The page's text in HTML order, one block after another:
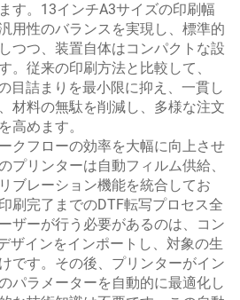
す。13インチA3サイズの印刷幅
用性のバランスを実現し、標準的
つつ、装置自体はコンパクトな設
。従来の印刷方法と比較して、
目詰まりを最小限に抑え、一貫し
材料の無駄を削減し、多様な注文
高めます。
クフローの効率を大幅に向上させ
プリンターは自動フィルム供給、
ブレーション機能を統合してお
刷完了までのDTF転写プロセス全
ザーが行う必要があるのは、コン
ザインをインポートし、対象の生
です。その後、プリンターがイン
パラメーターを自動的に最適化し